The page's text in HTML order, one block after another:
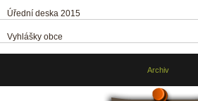
Úřední deska 2015
Vyhlášky obce
Archiv